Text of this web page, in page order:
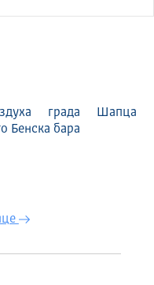
града Шапца
Бенска бара